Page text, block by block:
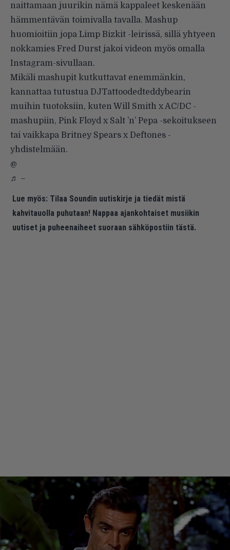
naittamaan juurikin nämä kappaleet keskenään
hämmentävän toimivalla tavalla. Mashup
huomioitiin jopa Limp Bizkit -leirissä, sillä yhtyeen
nokkamies Fred Durst jakoi videon myös omalla
Instagram-sivullaan.
Mikäli mashupit kutkuttavat enemmänkin,
kannattaa tutustua DJTattoodedteddybearin
muihin tuotoksiin, kuten Will Smith x AC/DC -
mashupiin, Pink Floyd x Salt ’n’ Pepa -sekoitukseen
tai vaikkapa Britney Spears x Deftones -
yhdistelmään.
@
♬ –
Lue myös: Tilaa Soundin uutiskirje ja tiedät mistä
kahvitauolla puhutaan! Nappaa ajankohtaiset musiikin
uutiset ja puheenaiheet suoraan sähköpostiin tästä.